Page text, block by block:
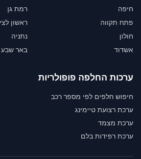
חיפה
רמת גן
פתח תקווה
ראשון
חולון
נתניה
אשדוד
באר שבע
ערכות החלפה פופולריות
חיפוש חלפים לפי מספר רכב
ערכת רצועת טיימינג
ערכת מצמד
ערכת רפידות בלם